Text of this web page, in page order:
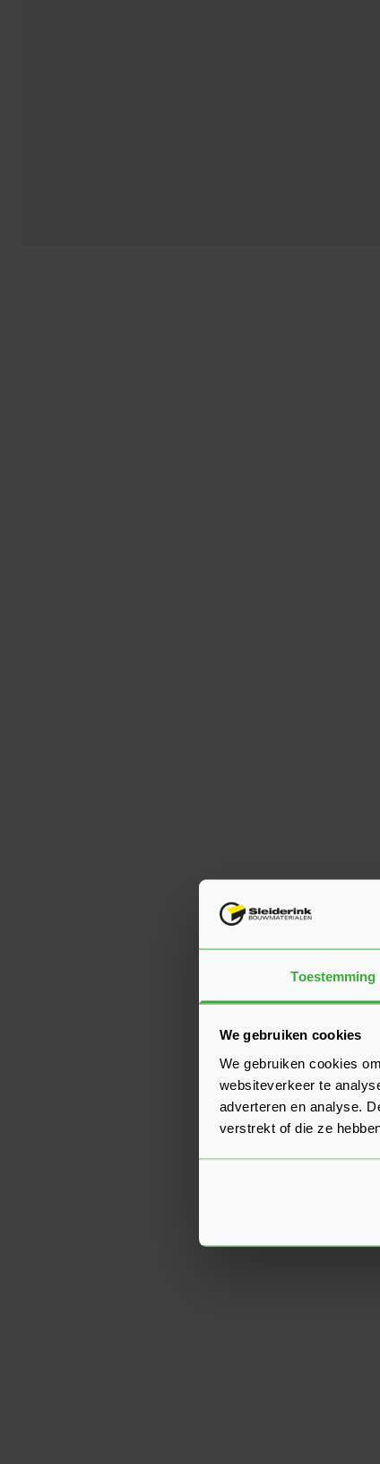
Toestemming
We gebruiken cookies
We gebruiken cookies
websiteverkeer te
adverteren en analyse.
verstrekt of die ze